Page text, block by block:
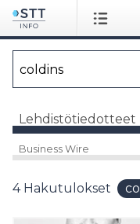
Lehdistötiedotteet
Business Wire
4 Hakutulokset